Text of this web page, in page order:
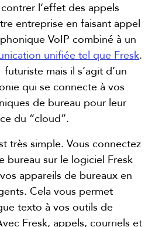
l’effet des appels
entreprise en faisant appel
VoIP combiné à un
unifiée tel que Fresk.
mais il s’agit d’un
qui se connecte à vos
de bureau pour leur
du “cloud”.
très simple. Vous connectez
bureau sur le logiciel Fresk
appareils de bureaux en
Cela vous permet
texto à vos outils de
Fresk, appels, courriels et